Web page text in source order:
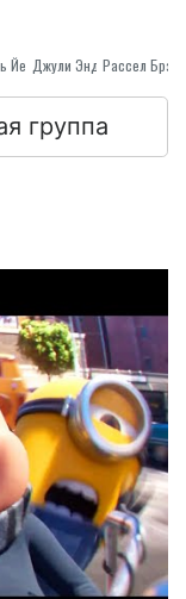
Йео Джули ЭндрюсРассел
группа